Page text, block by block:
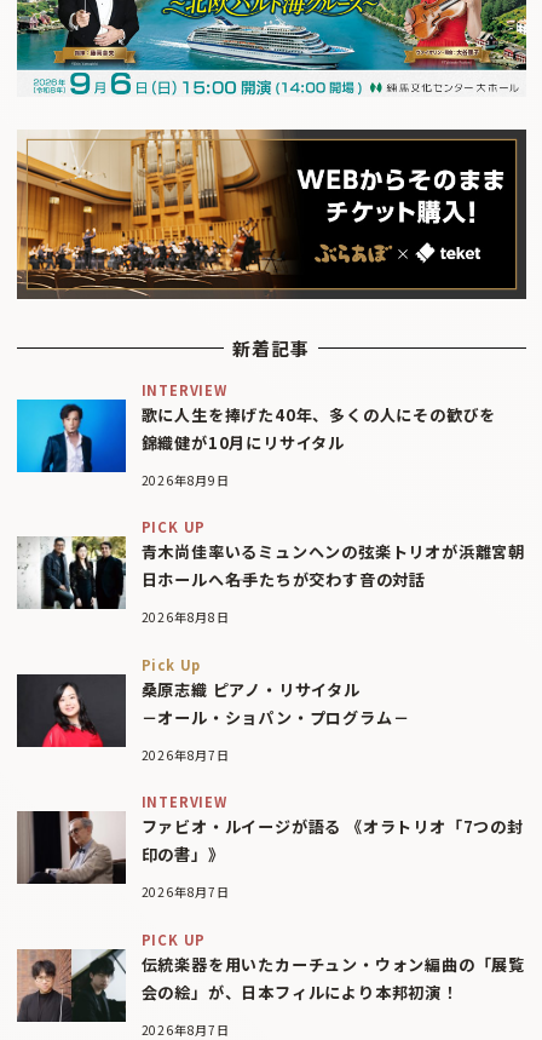
新着記事
INTERVIEW
歌に人生を捧げた40年、多くの人にその歓びを
錦織健が10月にリサイタル
2026年8月9日
PICK UP
青木尚佳率いるミュンヘンの弦楽トリオが浜離宮朝
日ホールへ――名手たちが交わす音の対話
2026年8月8日
Pick Up
桑原志織 ピアノ・リサイタル
－オール・ショパン・プログラム－
2026年8月7日
INTERVIEW
ファビオ・ルイージが語る 《オラトリオ「7つの封
印の書」》
2026年8月7日
PICK UP
伝統楽器を用いたカーチュン・ウォン編曲の「展覧
会の絵」が、日本フィルにより本邦初演！
2026年8月7日